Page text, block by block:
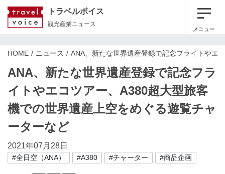
トラベルボイス
観光産業ニュース
メニュー
HOME ニュース ANA、新たな世界遺産登録で記念フライトやエ
ANA、新たな世界遺産登録で記念フラ
イトやエコツアー、A380超大型旅客
機での世界遺産上空をめぐる遊覧チャ
ーターなど
2021年07月28日
#全日空（ANA） #A380 #チャーター #商品企画